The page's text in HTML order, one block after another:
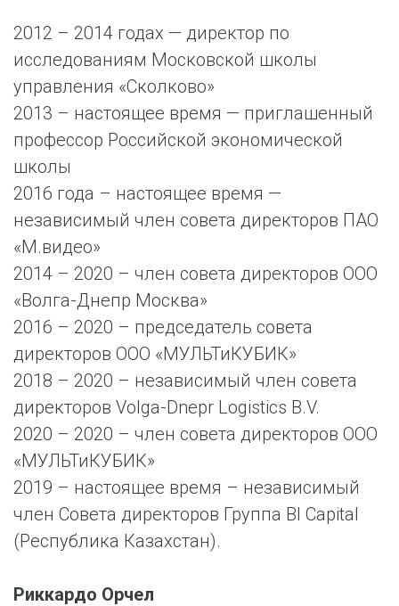
2012 – 2014 годах — директор по
исследованиям Московской школы
управления «Сколково»
2013 – настоящее время — приглашенный
профессор Российской экономической
школы
2016 года – настоящее время —
независимый член совета директоров ПАО
«М.видео»
2014 – 2020 – член совета директоров ООО
«Волга-Днепр Москва»
2016 – 2020 – председатель совета
директоров ООО «МУЛЬТиКУБИК»
2018 – 2020 – независимый член совета
директоров Volga-Dnepr Logistics B.V.
2020 – 2020 – член совета директоров ООО
«МУЛЬТиКУБИК»
2019 – настоящее время – независимый
член Совета директоров Группа BI Capital
(Республика Казахстан).
Риккардо Орчел